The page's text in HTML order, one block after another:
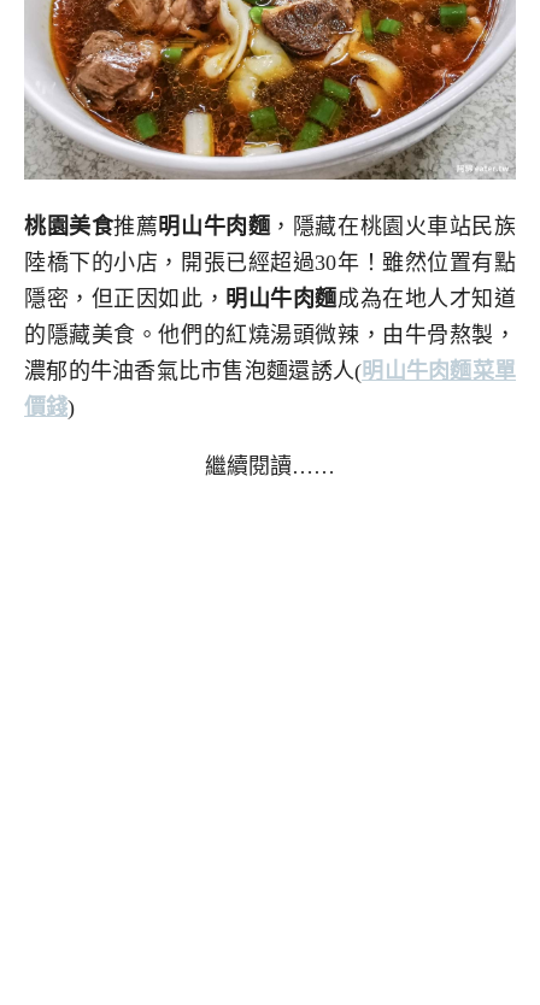
桃園美食推薦明山牛肉麵 ，隱藏在桃園火車站民族
陸橋下的小店，開張已經超過30年！雖然位置有點
隱密，但正因如此， 明山牛肉麵成為在地人才知道
的隱藏美食。他們的紅燒湯頭微辣，由牛骨熬製，
濃郁的牛油香氣比市售泡麵還誘人(明山牛肉麵菜單
價錢)
繼續閱讀……